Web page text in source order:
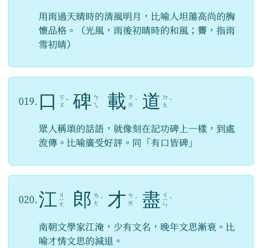
用雨過天晴時的清風明月，比喻人坦蕩高尚的胸
懷品格。（光風，雨後初晴時的和風；霽，指雨
雪初晴）
019. 口
ㄎ
ㄡ ˇ 碑 ㄅ
ㄟ
載 ㄗ
ㄞ ˋ 道 ㄉ
ㄠ ˋ
眾人稱頌的話語，就像刻在記功碑上一樣，到處
流傳。比喻廣受好評。同「有口皆碑」
020. 江 ㄐ
ㄧ
ㄤ 郎 ㄌ
ㄤ ˊ 才 ㄘ
ㄞ ˊ 盡 ㄐ
ㄧ
ㄣ
ˋ
南朝文學家江淹，少有文名，晚年文思漸衰。比
喻才情文思的減退。